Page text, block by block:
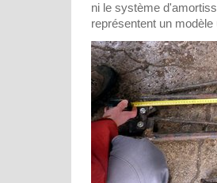
ni le système
représentent un